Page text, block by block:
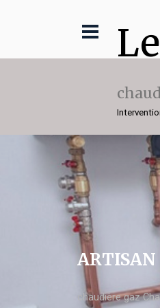
ARTISAN
chaudière gaz